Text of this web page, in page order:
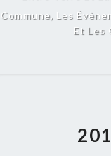
Commune, Les
Et Les